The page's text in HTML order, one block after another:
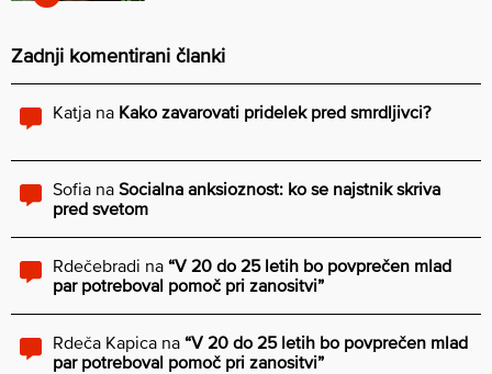
Zadnji komentirani članki
Katja na Kako zavarovati pridelek pred smrdljivci?
Sofia na Socialna anksioznost: ko se najstnik skriva
pred svetom
Rdečebradi na “V 20 do 25 letih bo povprečen mlad
par potreboval pomoč pri zanositvi”
Rdeča Kapica na “V 20 do 25 letih bo povprečen mlad
par potreboval pomoč pri zanositvi”